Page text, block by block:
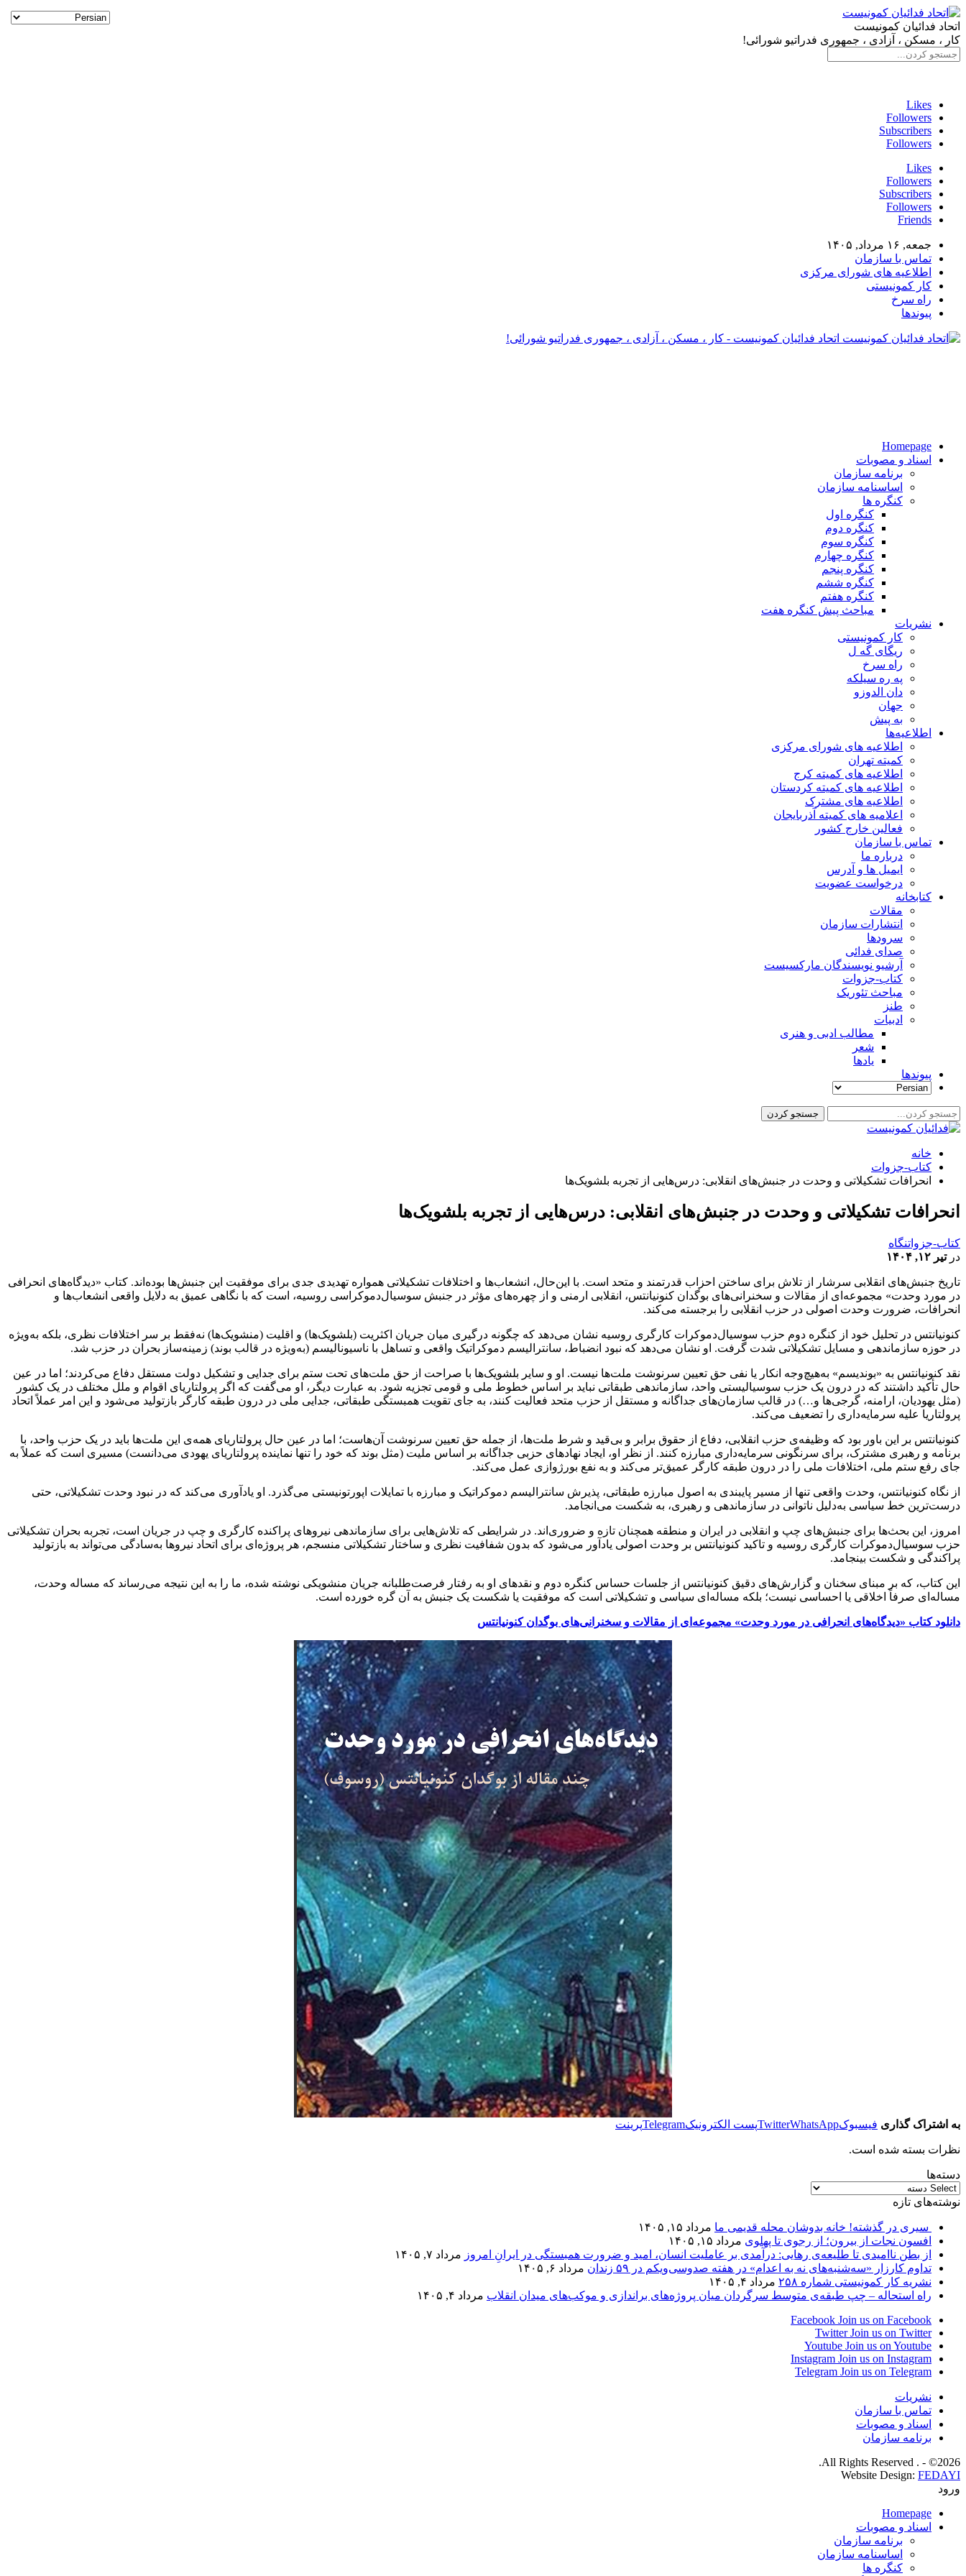
اتحاد فدائیان کمونیست
کار ، مسکن ، آزادی ، جمهوری فدراتیو شورائی!
Likes
Followers
Subscribers
Followers
Likes
Followers
Subscribers
Followers
Friends
جمعه, ۱۶ مرداد, ۱۴۰۵
تماس با سازمان
اطلاعیه های شورای مرکزی
کار کمونیستی
راه سرخ
پیوندها
اتحاد فدائیان کمونیست - کار ، مسکن ، آزادی ، جمهوری فدراتیو شورائی!
Homepage
اسناد و مصوبات
برنامه سازمان
اساسنامه سازمان
کنگره ها
کنگره اول
کنگره دوم
کنگره سوم
کنگره چهارم
کنگره پنجم
کنگره ششم
کنگره هفتم
مباحث پیش کنگره هفت
نشریات
کار کمونیستی
ریگای گه ل
راه سرخ
په ره سیلکه
دان الدوزو
جهان
به پیش
اطلاعیه‌ها
اطلاعیه های شورای مرکزی
کمیته تهران
اطلاعیه های کمیته کرج
اطلاعیه های کمیته کردستان
اطلاعیه های مشترک
اعلامیه های کمیته آذربایجان
فعالین خارج کشور
تماس با سازمان
درباره ما
ایمیل ها و آدرس
درخواست عضویت
کتابخانه
مقالات
انتشارات سازمان
سرودها
صدای فدائی
آرشیو نویسندگان مارکسیست
کتاب-جزوات
مباحث تئوریک
طنز
ادبیات
مطالب ادبی و هنری
شعر
یادها
پیوندها
خانه
کتاب-جزوات
انحرافات تشکیلاتی و وحدت در جنبش‌های انقلابی: درس‌هایی از تجربه بلشویک‌ها
انحرافات تشکیلاتی و وحدت در جنبش‌های انقلابی: درس‌هایی از تجربه بلشویک‌ها
کتاب-جزواتنگاه
درتیر ۱۲, ۱۴۰۴
تاریخ جنبش‌های انقلابی سرشار از تلاش برای ساختن احزاب قدرتمند و متحد است. با این‌حال، انشعاب‌ها و اختلافات تشکیلاتی همواره تهدیدی جدی برای موفقیت این جنبش‌ها بوده‌اند. کتاب «دیدگاه‌های انحرافی
در مورد وحدت» مجموعه‌ای از مقالات و سخنرانی‌های بوگدان کنونیانتس، انقلابی ارمنی و از چهره‌های مؤثر در جنبش سوسیال‌دموکراسی روسیه، است که با نگاهی عمیق به دلایل واقعی انشعاب‌ها و
انحرافات، ضرورت وحدت اصولی در حزب انقلابی را برجسته می‌کند.
کنونیانتس در تحلیل خود از کنگره دوم حزب سوسیال‌دموکرات کارگری روسیه نشان می‌دهد که چگونه درگیری میان جریان اکثریت (بلشویک‌ها) و اقلیت (منشویک‌ها) نه‌فقط بر سر اختلافات نظری، بلکه به‌ویژه
در حوزه سازماندهی و مسایل تشکیلاتی شدت گرفت. او نشان می‌دهد که نبود انضباط، سانترالیسم دموکراتیک واقعی و تساهل با ناسیونالیسم (به‌ویژه در قالب بوند) زمینه‌ساز بحران در حزب شد.
نقد کنونیانتس به «بوندیسم» به‌هیچ‌وجه انکار یا نفی حق تعیین سرنوشت ملت‌ها نیست. او و سایر بلشویک‌ها با صراحت از حق ملت‌های تحت ستم برای جدایی و تشکیل دولت مستقل دفاع می‌کردند؛ اما در عین
حال تأکید داشتند که در درون یک حزب سوسیالیستی واحد، سازماندهی طبقاتی نباید بر اساس خطوط ملی و قومی تجزیه شود. به عبارت دیگر، او می‌گفت که اگر پرولتاریای اقوام و ملل مختلف در یک کشور
(مثل یهودیان، ارامنه، گرجی‌ها و…) در قالب سازمان‌های جداگانه و مستقل از حزب متحد فعالیت کنند، به جای تقویت همبستگی طبقاتی، جدایی ملی در درون طبقه کارگر بازتولید می‌شود و این امر عملاً اتحاد
پرولتاریا علیه سرمایه‌داری را تضعیف می‌کند.
کنونیانتس بر این باور بود که وظیفه‌ی حزب انقلابی، دفاع از حقوق برابر و بی‌قید و شرط ملت‌ها، از جمله حق تعیین سرنوشت آن‌هاست؛ اما در عین حال پرولتاریای همه‌ی این ملت‌ها باید در یک حزب واحد، با
برنامه و رهبری مشترک، برای سرنگونی سرمایه‌داری مبارزه کنند. از نظر او، ایجاد نهادهای حزبی جداگانه بر اساس ملیت (مثل بوند که خود را تنها نماینده پرولتاریای یهودی می‌دانست) مسیری است که عملاً به
جای رفع ستم ملی، اختلافات ملی را در درون طبقه کارگر عمیق‌تر می‌کند و به نفع بورژوازی عمل می‌کند.
از نگاه کنونیانتس، وحدت واقعی تنها از مسیر پایبندی به اصول مبارزه طبقاتی، پذیرش سانترالیسم دموکراتیک و مبارزه با تمایلات اپورتونیستی می‌گذرد. او یادآوری می‌کند که در نبود وحدت تشکیلاتی، حتی
درست‌ترین خط سیاسی به‌دلیل ناتوانی در سازماندهی و رهبری، به شکست می‌انجامد.
امروز، این بحث‌ها برای جنبش‌های چپ و انقلابی در ایران و منطقه همچنان تازه و ضروری‌اند. در شرایطی که تلاش‌هایی برای سازماندهی نیروهای پراکنده کارگری و چپ در جریان است، تجربه بحران تشکیلاتی
حزب سوسیال‌دموکرات کارگری روسیه و تاکید کنونیانتس بر وحدت اصولی یادآور می‌شود که بدون شفافیت نظری و ساختار تشکیلاتی منسجم، هر پروژه‌ای برای اتحاد نیروها به‌سادگی می‌تواند به بازتولید
پراکندگی و شکست بینجامد.
این کتاب، که بر مبنای سخنان و گزارش‌های دقیق کنونیانتس از جلسات حساس کنگره دوم و نقدهای او به رفتار فرصت‌طلبانه جریان منشویکی نوشته شده، ما را به این نتیجه می‌رساند که مساله وحدت،
مساله‌ای صرفاً اخلاقی یا احساسی نیست؛ بلکه مساله‌ای سیاسی و تشکیلاتی است که موفقیت یا شکست یک جنبش به آن گره خورده است.
دانلود کتاب «دیدگاه‌های انحرافی در مورد وحدت» مجموعه‌ای از مقالات و سخنرانی‌های بوگدان کنونیانتس
به اشتراک گذاری فیسبوک TwitterWhatsApp پست الکترونیکTelegramپرینت
نظرات بسته شده است.
دسته‌ها
نوشته‌های تازه
سیری در گذشته! خانه بدوشان محله قدیمی ما مرداد ۱۵, ۱۴۰۵
افسون نجات از بیرون؛ از رجوی تا پهلوی مرداد ۱۵, ۱۴۰۵
از بطن ناامیدی تا طلیعه‌ی رهایی: درآمدی بر عاملیت انسان، امید و ضرورت همبستگی در ایرانِ امروز مرداد ۷, ۱۴۰۵
تداوم کارزار «سه‌شنبه‌های نه به اعدام» در هفته صدوسی‌و‌یکم در ۵۹ زندان
مرداد ۶, ۱۴۰۵
نشریه کار کمونیستی شماره ۲۵۸
مرداد ۴, ۱۴۰۵
راه استحاله – چپ طبقه‌ی متوسط سرگردان میان پروژه‌های براندازی و موکب‌های میدان انقلاب مرداد ۴, ۱۴۰۵
Facebook Join us on Facebook
Twitter Join us on Twitter
Youtube Join us on Youtube
Instagram Join us on Instagram
Telegram Join us on Telegram
نشریات
تماس با سازمان
اسناد و مصوبات
برنامه سازمان
2026© - . All Rights Reserved.
Website Design: FEDAYI
ورود
Homepage
اسناد و مصوبات
برنامه سازمان
اساسنامه سازمان
کنگره ها